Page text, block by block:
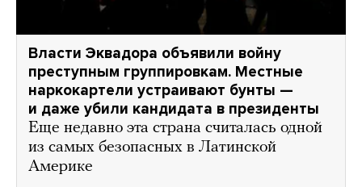
Власти Эквадора объявили войну
преступным группировкам. Местные
наркокартели устраивают бунты —
и даже убили кандидата в президенты
Еще недавно эта страна считалась одной
из самых безопасных в Латинской
Америке